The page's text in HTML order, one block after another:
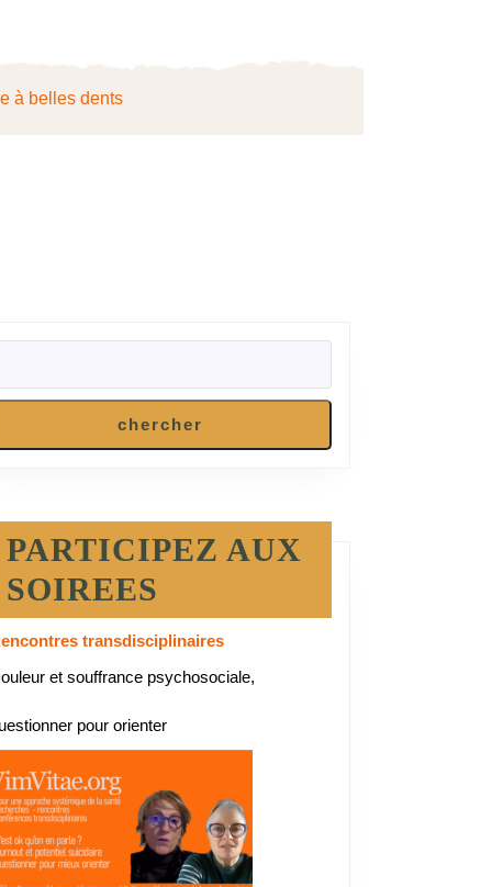
à belles dents
chercher
PARTICIPEZ AUX
SOIREES
transdisciplinaires
et souffrance psychosociale,
pour orienter